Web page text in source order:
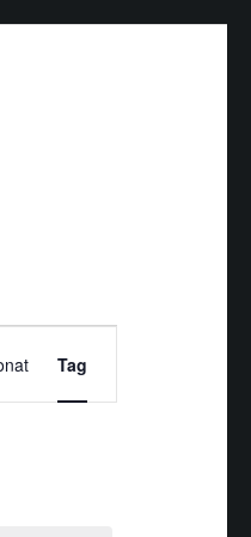
Ansichten-
Tag